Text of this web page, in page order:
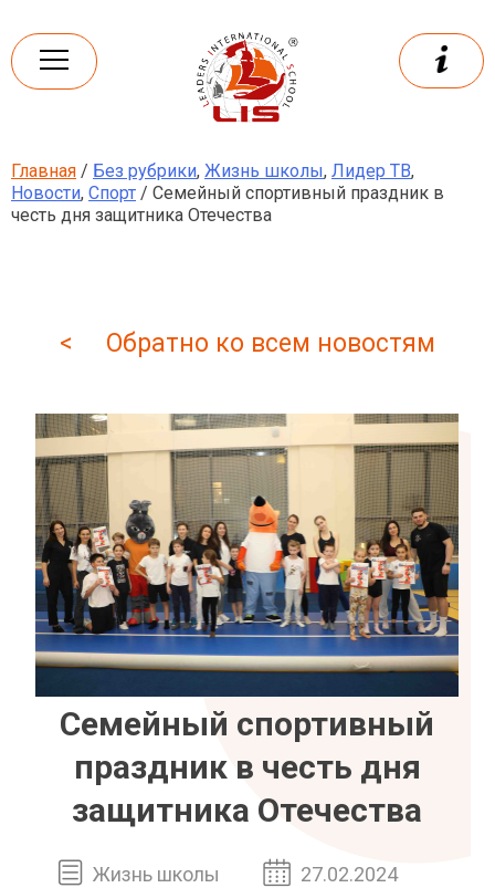
content
Leaders
International school
Главная / Без рубрики, Жизнь школы, Лидер ТВ,
Новости, Спорт / Семейный спортивный праздник в
честь дня защитника Отечества
< Обратно ко всем новостям
Семейный спортивный
праздник в честь дня
защитника Отечества
Жизнь школы
27.02.2024